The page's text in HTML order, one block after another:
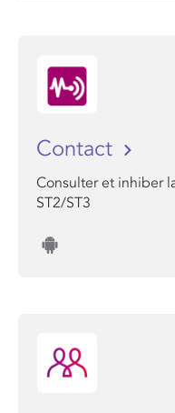
Contact
Consulter et inhiber
ST2/ST3